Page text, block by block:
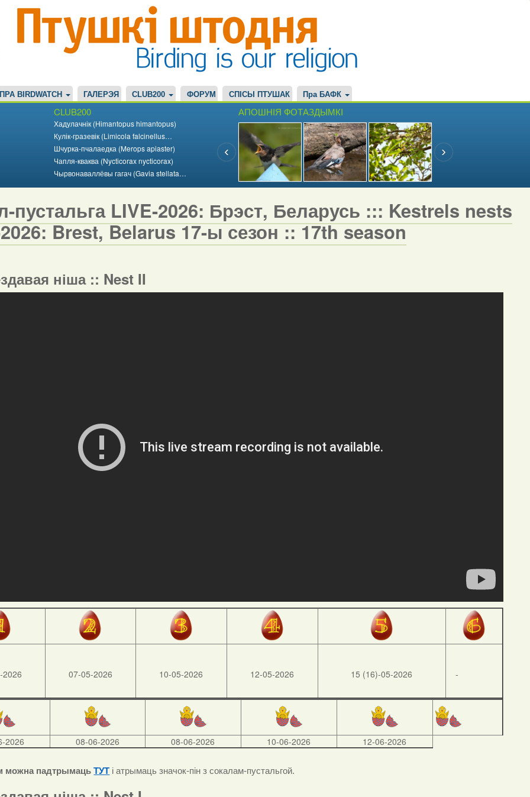
ПРА BIRDWATCH ГАЛЕРЭЯ CLUB200 ФОРУМ СПІСЫ ПТУШАК Пра БАФК
CLUB200
Хадулачнік (Himantopus himantopus)
Кулік-гразевік (Limicola falcinellus…
Шчурка-пчалаедка (Merops apiaster)
Чапля-кваква (Nycticorax nycticorax)
Чырвонаваллёвы гагач (Gavia stellata…
АПОШНІЯ ФОТАЗДЫМКІ
пустальга LIVE-2026: Брэст, Беларусь ::: Kestrels nests
Brest, Belarus 17-ы сезон :: 17th season
ніша :: Nest II
2026 07-05-2026 10-05-2026 12-05-2026 15 (16)-05-2026 -
2026 08-06-2026 08-06-2026 10-06-2026 12-06-2026
можна падтрымацьТУТ і атрымаць значок-пін з сокалам-пустальгой.